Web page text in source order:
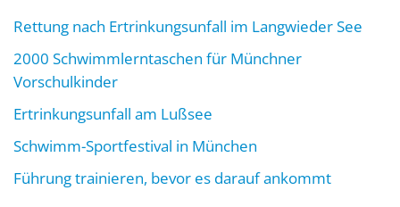
Rettung nach Ertrinkungsunfall im Langwieder See
2000 Schwimmlerntaschen für Münchner
Vorschulkinder
Ertrinkungsunfall am Lußsee
Schwimm-Sportfestival in München
Führung trainieren, bevor es darauf ankommt